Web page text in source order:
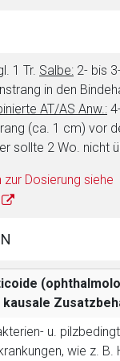
1 Tr. Salbe: 2- bis
in den
AT/AS Anw.:
(ca. 1 cm) vor
sollte 2 Wo. nicht
Dosierung siehe
u.
wie z. B.